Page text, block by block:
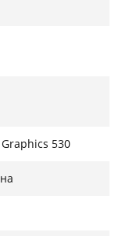
сценаріїв.
з
роботи,
роботи та
530